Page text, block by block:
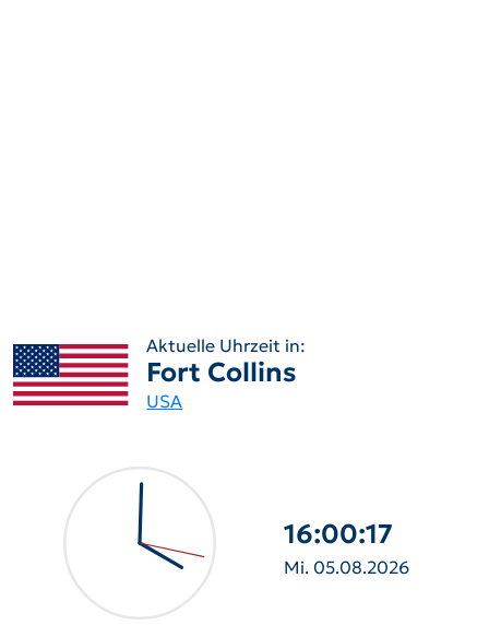
Aktuelle Uhrzeit in:
Fort Collins
USA
16:00:18
Mi. 05.08.2026